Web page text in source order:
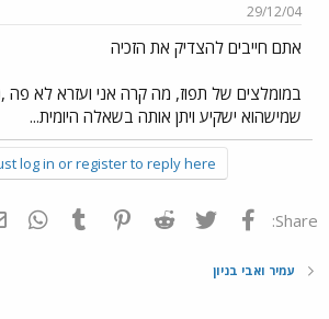
ש
א
ר
29/12/04
אתם חייבים להצדיק את הזכיה
במומלצים של תפוז, מה קרה אני ועזרא לא פה
שמישהוא ישקיע ויתן אותה בשאלה היומית...
log in or register to reply here.
Share: פייסבוק Twitter
Reddit
Pinterest
Tumblr
עמיר ואבי בניון